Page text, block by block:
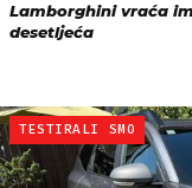
Lamborghini vraća
desetljeća
TESTIRALI SMO